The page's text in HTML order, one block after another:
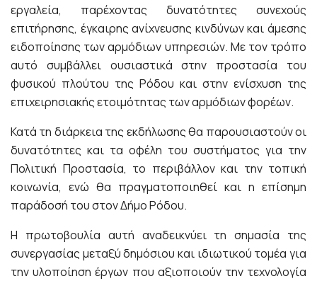
εργαλεία, παρέχοντας δυνατότητες συνεχούς
επιτήρησης, έγκαιρης ανίχνευσης κινδύνων και άμεσης
ειδοποίησης των αρμόδιων υπηρεσιών. Με τον τρόπο
αυτό συμβάλλει ουσιαστικά στην προστασία του
φυσικού πλούτου της Ρόδου και στην ενίσχυση της
επιχειρησιακής ετοιμότητας των αρμόδιων φορέων.
Κατά τη διάρκεια της εκδήλωσης θα παρουσιαστούν οι
δυνατότητες και τα οφέλη του συστήματος για την
Πολιτική Προστασία, το περιβάλλον και την τοπική
κοινωνία, ενώ θα πραγματοποιηθεί και η επίσημη
παράδοσή του στον Δήμο Ρόδου.
Η πρωτοβουλία αυτή αναδεικνύει τη σημασία της
συνεργασίας μεταξύ δημόσιου και ιδιωτικού τομέα για
την υλοποίηση έργων που αξιοποιούν την τεχνολογία